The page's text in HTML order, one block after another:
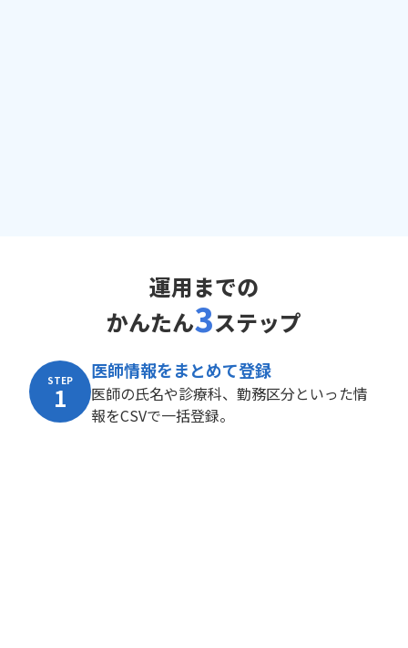
運用までの
かんたん3ステップ
STEP
1
医師情報をまとめて登録
医師の氏名や診療科、勤務区分といった情
報をCSVで一括登録。